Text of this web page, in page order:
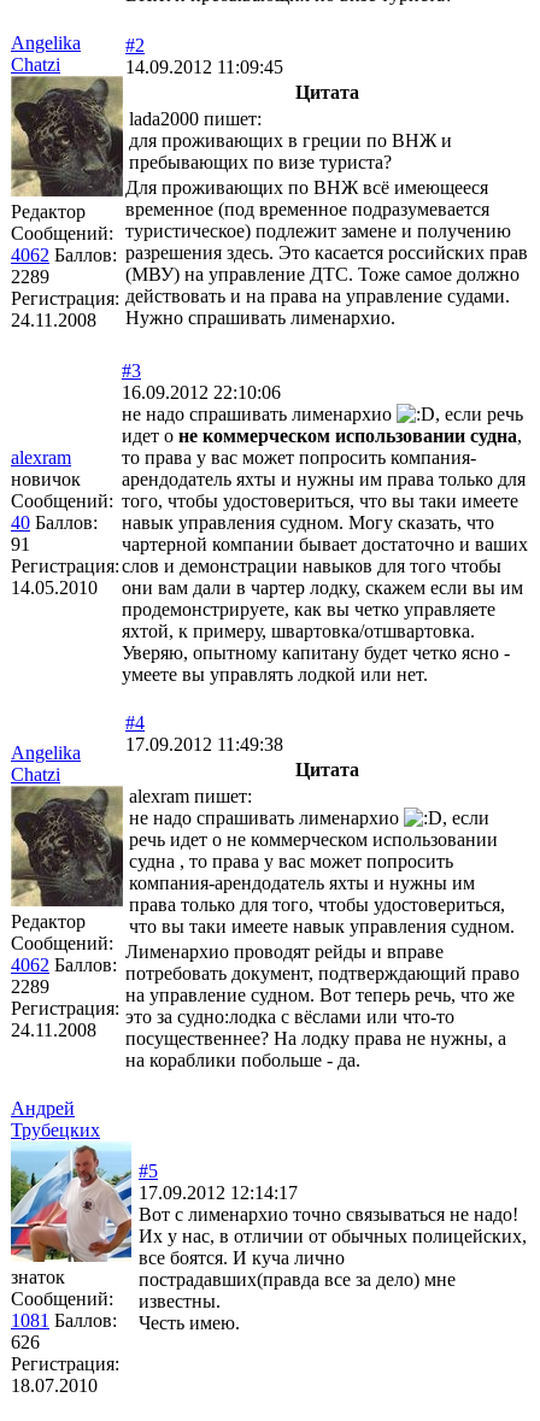
Angelika
Chatzi
Редактор
Сообщений:
4062 Баллов:
2289
Регистрация:
24.11.2008
#2
14.09.2012 11:09:45
Цитата
lada2000 пишет:
для проживающих в греции по ВНЖ и
пребывающих по визе туриста?
Для проживающих по ВНЖ всё имеющееся
временное (под временное подразумевается
туристическое) подлежит замене и получению
разрешения здесь. Это касается российских прав
(МВУ) на управление ДТС. Тоже самое должно
действовать и на права на управление судами.
Нужно спрашивать лименархио.
alexram
новичок
Сообщений:
40 Баллов:
91
Регистрация:
14.05.2010
#3
16.09.2012 22:10:06
не надо спрашивать лименархио
, если речь
идет о не коммерческом использовании судна,
то права у вас может попросить компания-
арендодатель яхты и нужны им права только для
того, чтобы удостовериться, что вы таки имеете
навык управления судном. Могу сказать, что
чартерной компании бывает достаточно и ваших
слов и демонстрации навыков для того чтобы
они вам дали в чартер лодку, скажем если вы им
продемонстрируете, как вы четко управляете
яхтой, к примеру, швартовка/отшвартовка.
Уверяю, опытному капитану будет четко ясно -
умеете вы управлять лодкой или нет.
Angelika
Chatzi
Редактор
Сообщений:
4062 Баллов:
2289
Регистрация:
24.11.2008
#4
17.09.2012 11:49:38
Цитата
alexram пишет:
не надо спрашивать лименархио
, если
речь идет о не коммерческом использовании
судна , то права у вас может попросить
компания-арендодатель яхты и нужны им
права только для того, чтобы удостовериться,
что вы таки имеете навык управления судном.
Лименархио проводят рейды и вправе
потребовать документ, подтверждающий право
на управление судном. Вот теперь речь, что же
это за судно:лодка с вёслами или что-то
посущественнее? На лодку права не нужны, а
на кораблики побольше - да.
Андрей
Трубецких
знаток
Сообщений:
1081 Баллов:
626
Регистрация:
18.07.2010
#5
17.09.2012 12:14:17
Вот с лименархио точно связываться не надо!
Их у нас, в отличии от обычных полицейских,
все боятся. И куча лично
пострадавших(правда все за дело) мне
известны.
Честь имею.